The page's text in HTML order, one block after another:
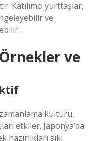
Katılımcı yurttaşlar,
ve
ve
kültürü,
etkiler. Japonya’da
sıkı